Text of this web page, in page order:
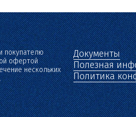
покупателю
офертой
нескольких
Документы
Полезная
Политика